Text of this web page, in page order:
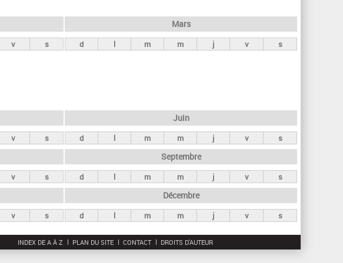
r
c
v s
Mars
d l m m j v s
v s
Juin
d l m m j v s
v s
Septembre
d l m m j v s
v s
Décembre
d l m m j v s
INDEX DE A À Z PLAN DU SITE CONTACT DROITS D'AUTEUR